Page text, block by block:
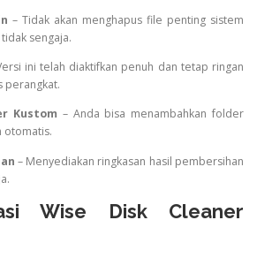
– Tidak akan menghapus file penting sistem
sengaja.
ini telah diaktifkan penuh dan tetap ringan
perangkat.
Kustom – Anda bisa menambahkan folder
otomatis.
– Menyediakan ringkasan hasil pembersihan
Wise Disk Cleaner